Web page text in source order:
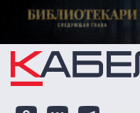
Перейти к основному